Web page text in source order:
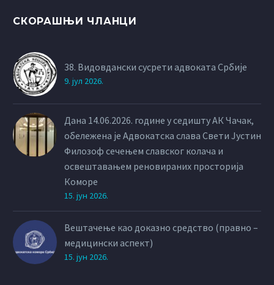
СКОРАШЊИ ЧЛАНЦИ
38. Видовдански сусрети адвоката Србије
9. јул 2026.
Дана 14.06.2026. године у седишту АК Чачак,
обележена је Адвокатска слава Свети Јустин
Филозоф сечењем славског колача и
освештавањем реновираних просторија
Коморе
15. јун 2026.
Вештачење као доказно средство (правно –
медицински аспект)
15. јун 2026.